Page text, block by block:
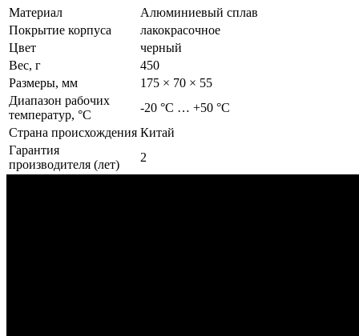
Материал
Алюминиевый сплав
Покрытие корпуса
лакокрасочное
Цвет
черный
Вес, г
450
Размеры, мм
175 × 70 × 55
Диапазон рабочих
температур, °C
-20 °C … +50 °C
Страна происхождения Китай
Гарантия
производителя (лет)
2